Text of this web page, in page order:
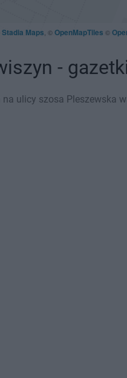
Stadia Maps , ©OpenMapTiles ©
-
ulicy szosa Pleszewska